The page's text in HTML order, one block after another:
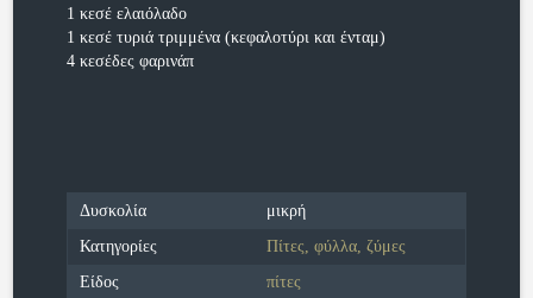
1 κεσέ ελαιόλαδο
1 κεσέ τυριά τριμμένα (κεφαλοτύρι και ένταμ)
4 κεσέδες φαρινάπ
Δυσκολία
μικρή
Κατηγορίες
Πίτες, φύλλα, ζύμες
Είδος
πίτες